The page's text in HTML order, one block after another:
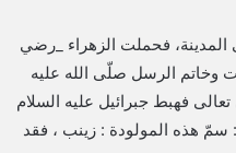
المدينة، فحملت الزهراء _رضي
وخاتم الرسل صلّى الله عليه
فهبط جبرائيل عليه السلام
: سمّ هذه المولودة : زينب ، فقد